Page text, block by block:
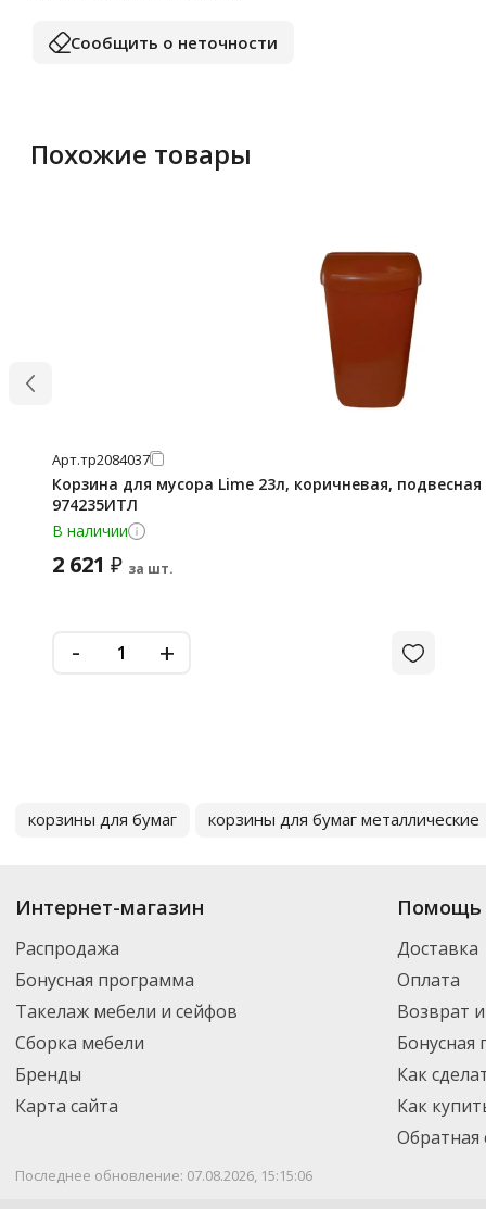
Сообщить о неточности
Похожие товары
Арт.тр2084037
Корзина для мусора Lime 23л, коричневая,
974235ИТЛ
В наличии
2 621 ₽ за шт.
- +
корзины для бумаг корзины для бумаг металлические
Интернет-магазин
Распродажа
Бонусная программа
Такелаж мебели и сейфов
Сборка мебели
Бренды
Карта сайта
Помощь
Доставка
Оплата
Возврат
Бонусная
Как
Как
Обратная
Последнее обновление: 07.08.2026, 15:15:06